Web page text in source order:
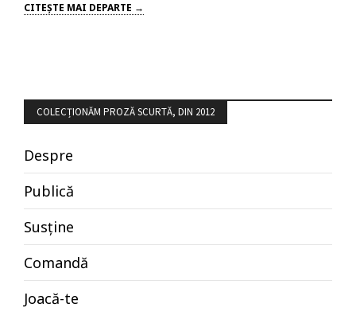
CITEŞTE MAI DEPARTE →
COLECȚIONĂM PROZĂ SCURTĂ, DIN 2012
Despre
Publică
Susține
Comandă
Joacă-te